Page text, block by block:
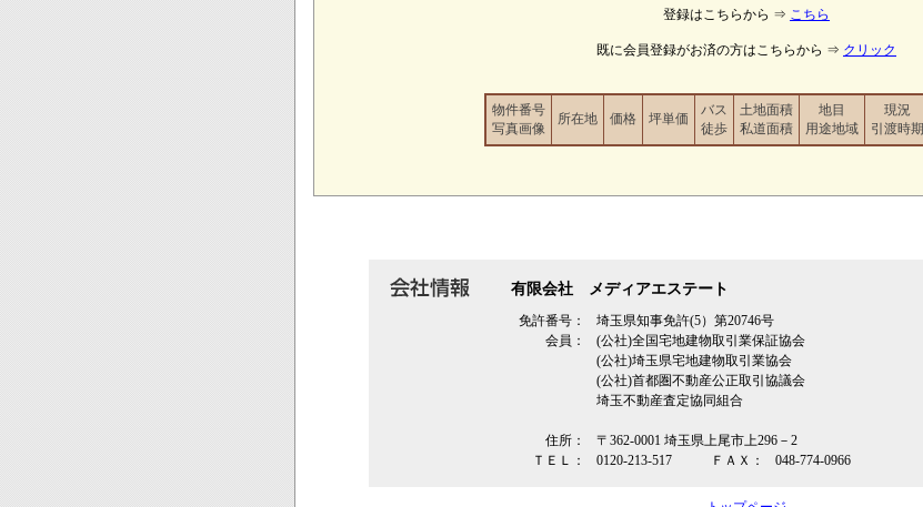
登録はこちらから ⇒ こちら
既に会員登録がお済の方はこちらから ⇒ クリック
物件番号
写真画像
所在地 価格 坪単価
バス
徒歩
土地面積
私道面積
地目
用途地域
現況
引渡時期
有限会社 メディアエステート
免許番号：
埼玉県知事免許(5）第20746号
会員：
(公社)全国宅地建物取引業保証協会
(公社)埼玉県宅地建物取引業協会
(公社)首都圏不動産公正取引協議会
埼玉不動産査定協同組合
住所：
〒362‐0001 埼玉県上尾市上296－2
ＴＥＬ：
0120-213-517 ＦＡＸ： 048-774-0966